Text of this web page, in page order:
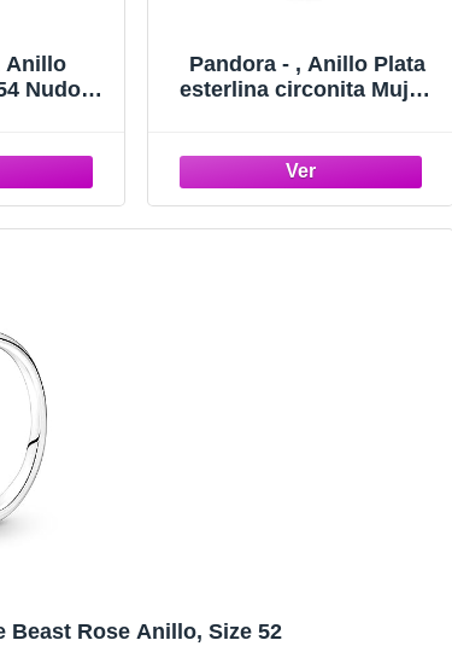
Anillo
Nudo
Pandora - , Anillo Plata
esterlina circonita Mujer,
Beast Rose Anillo, Size 52